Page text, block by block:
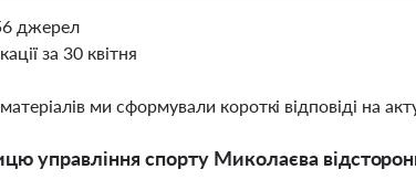
джерел
за 30 квітня
ми сформували короткі відповіді на
управління спорту Миколаєва